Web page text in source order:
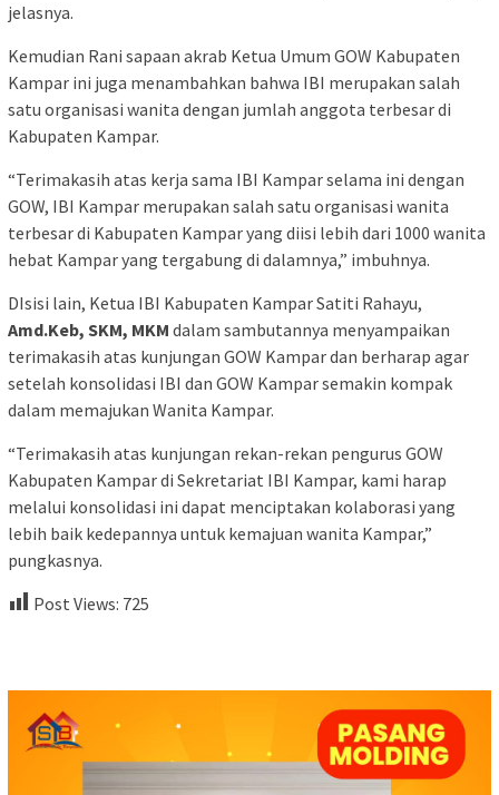
jelasnya.
Kemudian Rani sapaan akrab Ketua Umum GOW Kabupaten
Kampar ini juga menambahkan bahwa IBI merupakan salah
satu organisasi wanita dengan jumlah anggota terbesar di
Kabupaten Kampar.
“Terimakasih atas kerja sama IBI Kampar selama ini dengan
GOW, IBI Kampar merupakan salah satu organisasi wanita
terbesar di Kabupaten Kampar yang diisi lebih dari 1000 wanita
hebat Kampar yang tergabung di dalamnya,” imbuhnya.
DIsisi lain, Ketua IBI Kabupaten Kampar Satiti Rahayu,
Amd.Keb, SKM, MKM dalam sambutannya menyampaikan
terimakasih atas kunjungan GOW Kampar dan berharap agar
setelah konsolidasi IBI dan GOW Kampar semakin kompak
dalam memajukan Wanita Kampar.
“Terimakasih atas kunjungan rekan-rekan pengurus GOW
Kabupaten Kampar di Sekretariat IBI Kampar, kami harap
melalui konsolidasi ini dapat menciptakan kolaborasi yang
lebih baik kedepannya untuk kemajuan wanita Kampar,”
pungkasnya.
Post Views: 725